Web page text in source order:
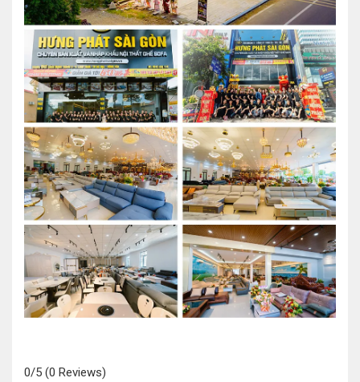
0/5 (0 Reviews)